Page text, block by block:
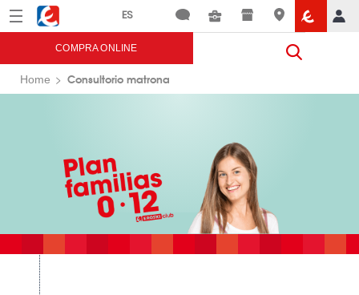
Menú Eroski
COMPRA ONLINE
Home Consultorio matrona